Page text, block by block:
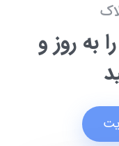
به روز و